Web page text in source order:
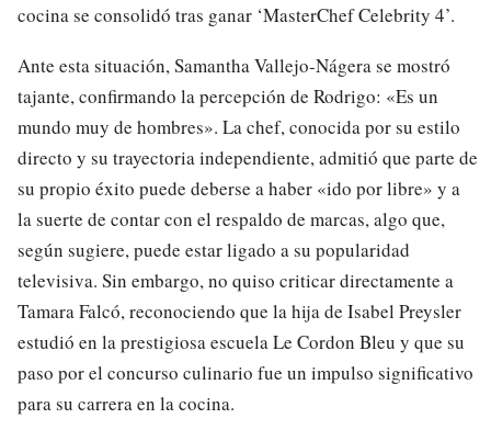
cocina se consolidó tras ganar ‘MasterChef Celebrity 4’.
Ante esta situación, Samantha Vallejo-Nágera se mostró
tajante, confirmando la percepción de Rodrigo: «Es un
mundo muy de hombres». La chef, conocida por su estilo
directo y su trayectoria independiente, admitió que parte de
su propio éxito puede deberse a haber «ido por libre» y a
la suerte de contar con el respaldo de marcas, algo que,
según sugiere, puede estar ligado a su popularidad
televisiva. Sin embargo, no quiso criticar directamente a
Tamara Falcó, reconociendo que la hija de Isabel Preysler
estudió en la prestigiosa escuela Le Cordon Bleu y que su
paso por el concurso culinario fue un impulso significativo
para su carrera en la cocina.